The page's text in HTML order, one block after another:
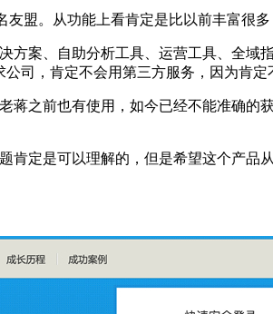
盟。从功能上看肯定是比以前丰富很
方案、自助分析工具、运营工具、全
司，肯定不会用第三方服务，因为肯定
蒋之前也有使用，如今已经不能准确
肯定是可以理解的，但是希望这个产